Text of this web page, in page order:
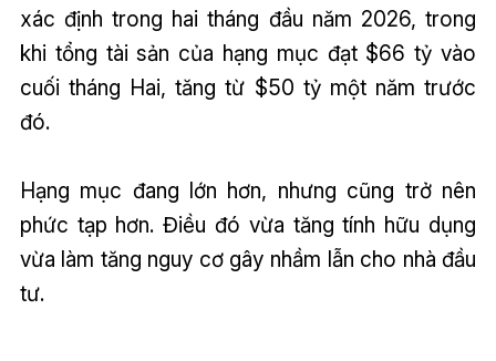
xác định trong hai tháng đầu năm 2026, trong
khi tổng tài sản của hạng mục đạt $66 tỷ vào
cuối tháng Hai, tăng từ $50 tỷ một năm trước
đó.
Hạng mục đang lớn hơn, nhưng cũng trở nên
phức tạp hơn. Điều đó vừa tăng tính hữu dụng
vừa làm tăng nguy cơ gây nhầm lẫn cho nhà đầu
tư.